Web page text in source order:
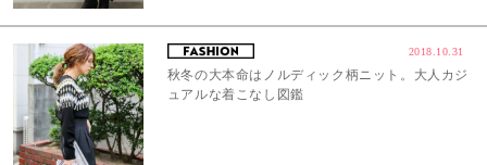
2018.10.31
秋冬の大本命はノルディック柄ニット。大人カジ
ュアルな着こなし図鑑